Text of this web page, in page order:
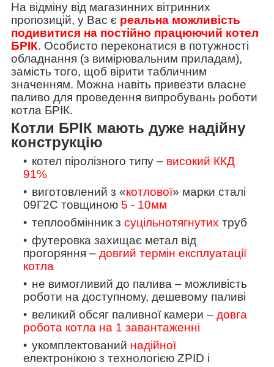
На відміну від магазинних вітринних
пропозицій, у Вас є реальна можливість
подивитися на постійно працюючий котел
БРІК. Особисто переконатися в потужності
обладнання (з вимірювальним приладам),
замість того, щоб вірити табличним
значенням. Можна навіть привезти власне
паливо для проведення випробувань роботи
котла БРІК.
Котли БРІК мають дуже надійну
конструкцію
котел піролізного типу – високий ККД
91%
виготовлений з «котлової» марки сталі
09Г2С товщиною 5 - 10мм
теплообмінник з суцільнотягнутих труб
футеровка захищає метал від
прогоряння – довгий термін експлуатації
котла
не вимогливий до палива – можливість
роботи на доступному, дешевому паливі
великий обсяг паливної камери – довга
робота котла на 1 завантаженні
укомплектований надійної
електронікою з технологією ZPID і